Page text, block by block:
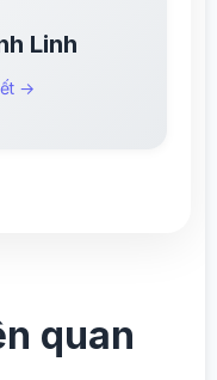
Linh
→
quan